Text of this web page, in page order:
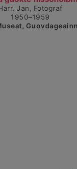
Jan, Fotograf
1950–1959